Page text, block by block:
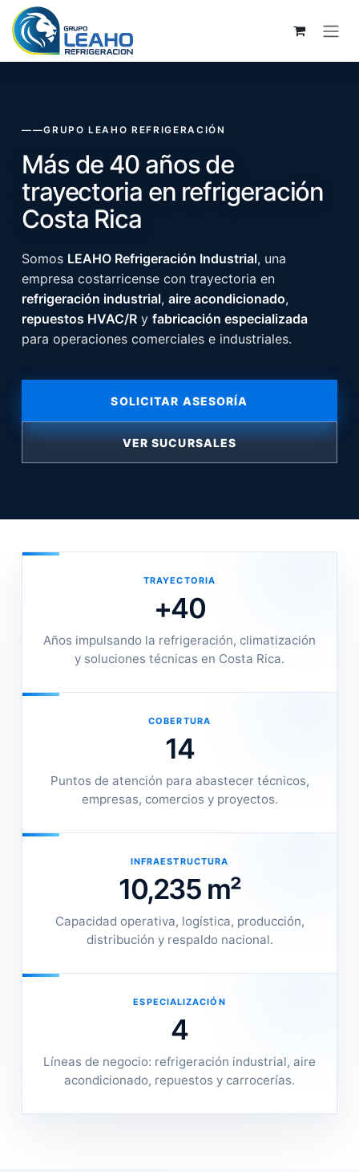
Ir al contenido
——GRUPO LEAHO REFRIGERACIÓN
Más de 40 años de
trayectoria en refrigeración
Costa Rica
Somos LEAHO Refrigeración Industrial, una
empresa costarricense con trayectoria en
refrigeración industrial, aire acondicionado,
repuestos HVAC/Ry fabricación especializada
para operaciones comerciales e industriales.
SOLICITAR ASESORÍA
VER SUCURSALES
TRAYECTORIA
+40
Años impulsando la refrigeración, climatización
y soluciones técnicas en Costa Rica.
COBERTURA
14
Puntos de atención para abastecer técnicos,
empresas, comercios y proyectos.
INFRAESTRUCTURA
10,235 m²
Capacidad operativa, logística, producción,
distribución y respaldo nacional.
ESPECIALIZACIÓN
4
Líneas de negocio: refrigeración industrial, aire
acondicionado, repuestos y carrocerías.